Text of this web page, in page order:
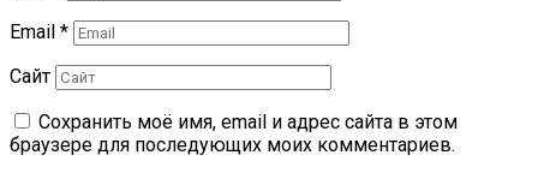
Email *
Сайт
Сохранить моё имя, email и адрес сайта в этом
браузере для последующих моих комментариев.